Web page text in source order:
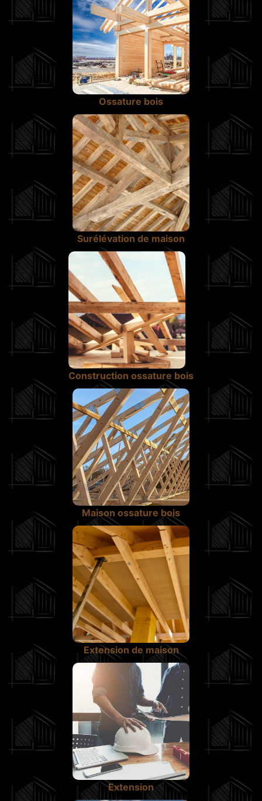
Ossature bois
Surélévation de maison
Construction ossature bois
Maison ossature bois
Extension de maison
Extension